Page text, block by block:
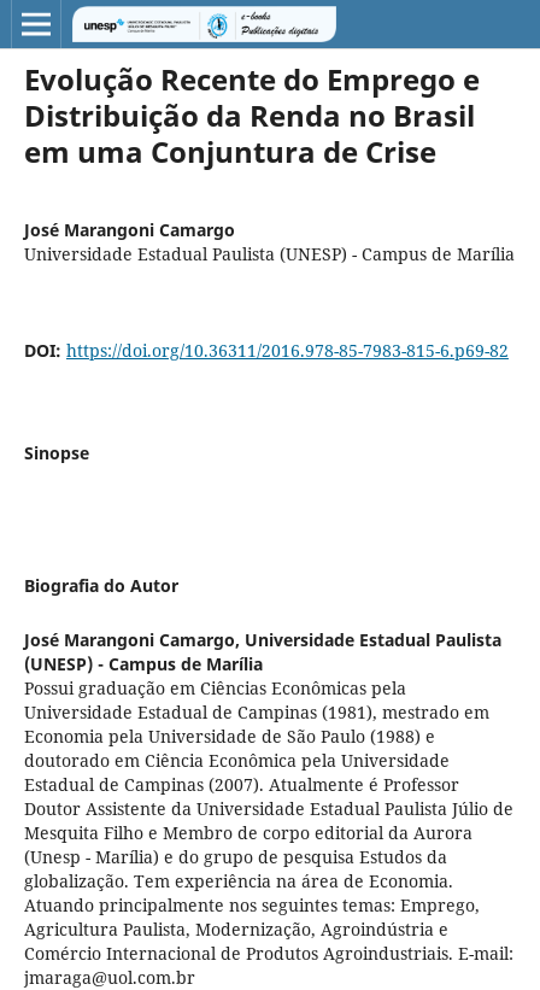
Evolução Recente do Emprego e
Distribuição da Renda no Brasil
em uma Conjuntura de Crise
José Marangoni Camargo
Universidade Estadual Paulista (UNESP) - Campus de Marília
DOI: https://doi.org/10.36311/2016.978-85-7983-815-6.p69-82
Sinopse
Biografia do Autor
José Marangoni Camargo, Universidade Estadual Paulista
(UNESP) - Campus de Marília
Possui graduação em Ciências Econômicas pela
Universidade Estadual de Campinas (1981), mestrado em
Economia pela Universidade de São Paulo (1988) e
doutorado em Ciência Econômica pela Universidade
Estadual de Campinas (2007). Atualmente é Professor
Doutor Assistente da Universidade Estadual Paulista Júlio de
Mesquita Filho e Membro de corpo editorial da Aurora
(Unesp - Marília) e do grupo de pesquisa Estudos da
globalização. Tem experiência na área de Economia.
Atuando principalmente nos seguintes temas: Emprego,
Agricultura Paulista, Modernização, Agroindústria e
Comércio Internacional de Produtos Agroindustriais. E-mail:
jmaraga@uol.com.br